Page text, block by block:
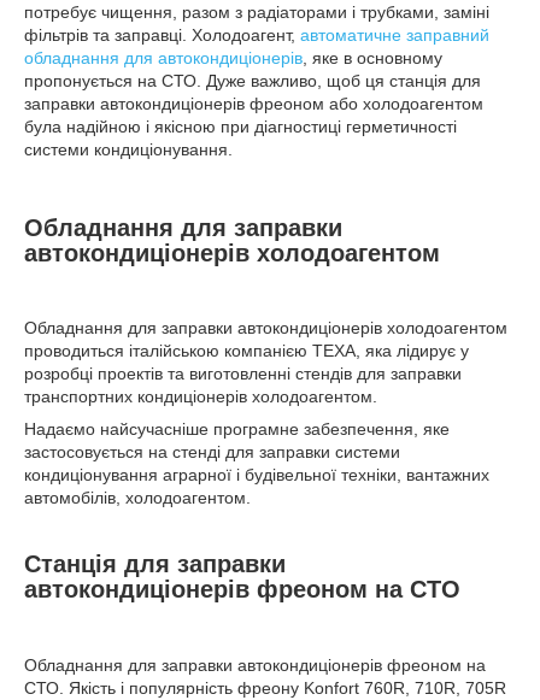
потребує чищення, разом з радіаторами і трубками, заміні
фільтрів та заправці. Холодоагент, автоматичне заправний
обладнання для автокондиціонерів , яке в основному
пропонується на СТО. Дуже важливо, щоб ця станція для
заправки автокондиціонерів фреоном або холодоагентом
була надійною і якісною при діагностиці герметичності
системи кондиціонування.
Обладнання для заправки
автокондиціонерів холодоагентом
Обладнання для заправки автокондиціонерів холодоагентом
проводиться італійською компанією ТЕХА, яка лідирує у
розробці проектів та виготовленні стендів для заправки
транспортних кондиціонерів холодоагентом.
Надаємо найсучасніше програмне забезпечення, яке
застосовується на стенді для заправки системи
кондиціонування аграрної і будівельної техніки, вантажних
автомобілів, холодоагентом.
Станція для заправки
автокондиціонерів фреоном на СТО
Обладнання для заправки автокондиціонерів фреоном на
СТО. Якість і популярність фреону Konfort 760R, 710R, 705R